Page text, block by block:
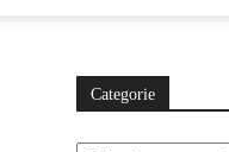
Categorie
Categorie